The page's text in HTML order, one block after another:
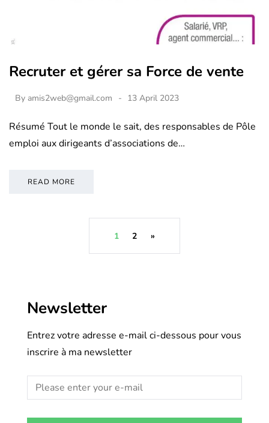
Recruter et gérer sa Force de vente
By amis2web@gmail.com 13 April 2023
Résumé Tout le monde le sait, des responsables de Pôle
emploi aux dirigeants d’associations de…
READ MORE
1 2 »
Newsletter
Entrez votre adresse e-mail ci-dessous pour vous
inscrire à ma newsletter